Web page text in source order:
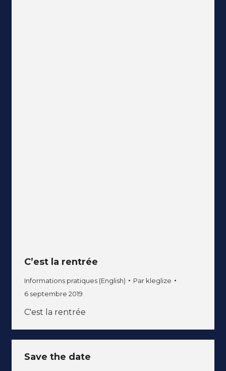
C’est la rentrée
Informations pratiques (English) Par kleglize
6 septembre 2019
C'est la rentrée
Save the date